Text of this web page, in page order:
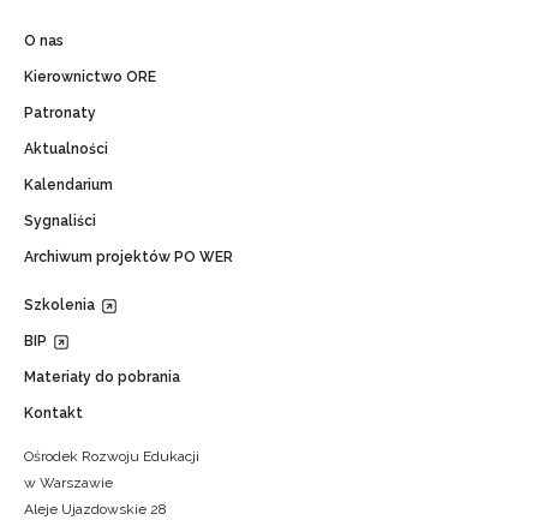
O nas
Kierownictwo ORE
Patronaty
Aktualności
Kalendarium
Sygnaliści
Archiwum projektów PO WER
Szkolenia
BIP
Materiały do pobrania
Kontakt
Ośrodek Rozwoju Edukacji
w Warszawie
Aleje Ujazdowskie 28